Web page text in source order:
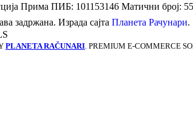
Прима ПИБ: 101153146 Матични број:
задржана. Израда сајта Планета Рачунари.
PLANETA RAČUNARI . PREMIUM E-COMMERCE